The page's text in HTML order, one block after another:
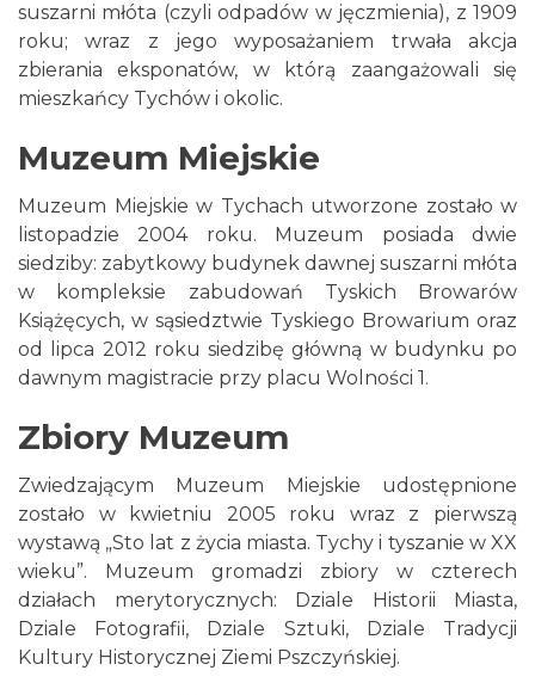
suszarni młóta (czyli odpadów w jęczmienia), z 1909
roku; wraz z jego wyposażaniem trwała akcja
zbierania eksponatów, w którą zaangażowali się
mieszkańcy Tychów i okolic.
Muzeum Miejskie
Muzeum Miejskie w Tychach utworzone zostało w
listopadzie 2004 roku. Muzeum posiada dwie
siedziby: zabytkowy budynek dawnej suszarni młóta
w kompleksie zabudowań Tyskich Browarów
Książęcych, w sąsiedztwie Tyskiego Browarium oraz
od lipca 2012 roku siedzibę główną w budynku po
dawnym magistracie przy placu Wolności 1.
Zbiory Muzeum
Zwiedzającym Muzeum Miejskie udostępnione
zostało w kwietniu 2005 roku wraz z pierwszą
wystawą „Sto lat z życia miasta. Tychy i tyszanie w XX
wieku”. Muzeum gromadzi zbiory w czterech
działach merytorycznych: Dziale Historii Miasta,
Dziale Fotografii, Dziale Sztuki, Dziale Tradycji
Kultury Historycznej Ziemi Pszczyńskiej.